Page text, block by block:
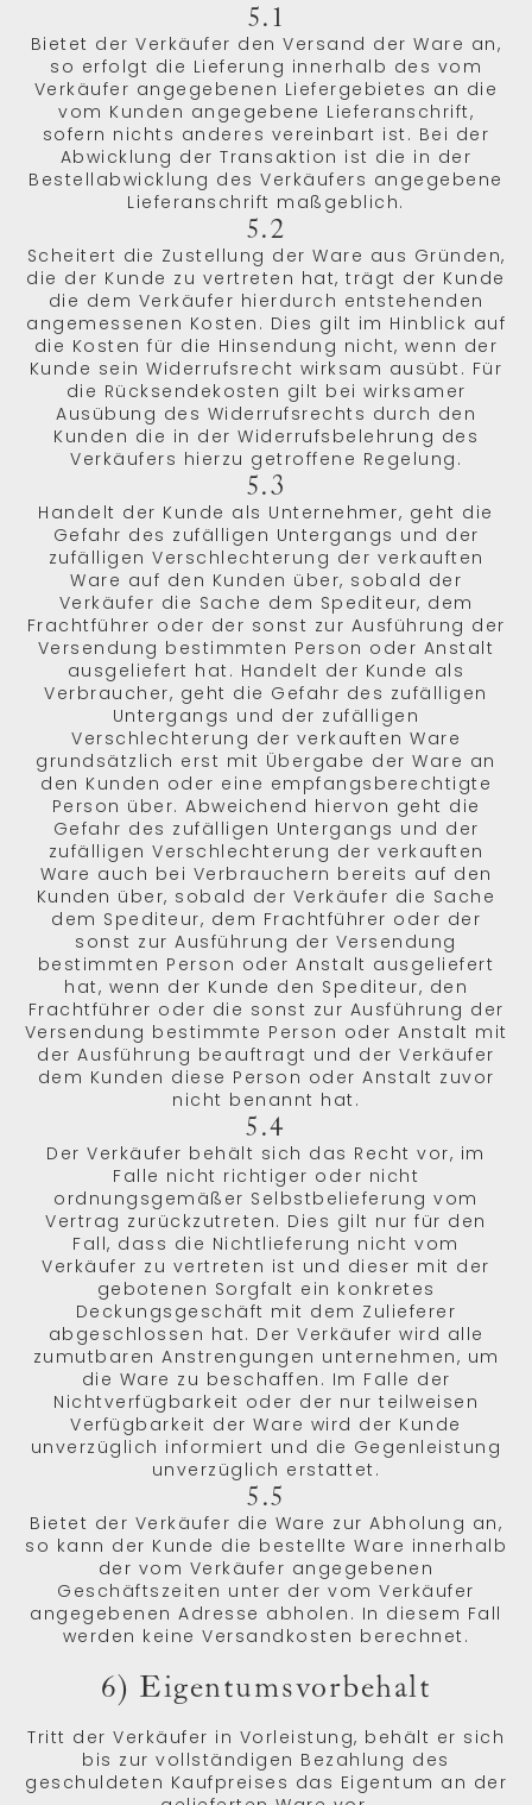
5.1
Bietet der Verkäufer den Versand der Ware an,
so erfolgt die Lieferung innerhalb des vom
Verkäufer angegebenen Liefergebietes an die
vom Kunden angegebene Lieferanschrift,
sofern nichts anderes vereinbart ist. Bei der
Abwicklung der Transaktion ist die in der
Bestellabwicklung des Verkäufers angegebene
Lieferanschrift maßgeblich.
5.2
Scheitert die Zustellung der Ware aus Gründen,
die der Kunde zu vertreten hat, trägt der Kunde
die dem Verkäufer hierdurch entstehenden
angemessenen Kosten. Dies gilt im Hinblick auf
die Kosten für die Hinsendung nicht, wenn der
Kunde sein Widerrufsrecht wirksam ausübt. Für
die Rücksendekosten gilt bei wirksamer
Ausübung des Widerrufsrechts durch den
Kunden die in der Widerrufsbelehrung des
Verkäufers hierzu getroffene Regelung.
5.3
Handelt der Kunde als Unternehmer, geht die
Gefahr des zufälligen Untergangs und der
zufälligen Verschlechterung der verkauften
Ware auf den Kunden über, sobald der
Verkäufer die Sache dem Spediteur, dem
Frachtführer oder der sonst zur Ausführung der
Versendung bestimmten Person oder Anstalt
ausgeliefert hat. Handelt der Kunde als
Verbraucher, geht die Gefahr des zufälligen
Untergangs und der zufälligen
Verschlechterung der verkauften Ware
grundsätzlich erst mit Übergabe der Ware an
den Kunden oder eine empfangsberechtigte
Person über. Abweichend hiervon geht die
Gefahr des zufälligen Untergangs und der
zufälligen Verschlechterung der verkauften
Ware auch bei Verbrauchern bereits auf den
Kunden über, sobald der Verkäufer die Sache
dem Spediteur, dem Frachtführer oder der
sonst zur Ausführung der Versendung
bestimmten Person oder Anstalt ausgeliefert
hat, wenn der Kunde den Spediteur, den
Frachtführer oder die sonst zur Ausführung der
Versendung bestimmte Person oder Anstalt mit
der Ausführung beauftragt und der Verkäufer
dem Kunden diese Person oder Anstalt zuvor
nicht benannt hat.
5.4
Der Verkäufer behält sich das Recht vor, im
Falle nicht richtiger oder nicht
ordnungsgemäßer Selbstbelieferung vom
Vertrag zurückzutreten. Dies gilt nur für den
Fall, dass die Nichtlieferung nicht vom
Verkäufer zu vertreten ist und dieser mit der
gebotenen Sorgfalt ein konkretes
Deckungsgeschäft mit dem Zulieferer
abgeschlossen hat. Der Verkäufer wird alle
zumutbaren Anstrengungen unternehmen, um
die Ware zu beschaffen. Im Falle der
Nichtverfügbarkeit oder der nur teilweisen
Verfügbarkeit der Ware wird der Kunde
unverzüglich informiert und die Gegenleistung
unverzüglich erstattet.
5.5
Bietet der Verkäufer die Ware zur Abholung an,
so kann der Kunde die bestellte Ware innerhalb
der vom Verkäufer angegebenen
Geschäftszeiten unter der vom Verkäufer
angegebenen Adresse abholen. In diesem Fall
werden keine Versandkosten berechnet.
6) Eigentumsvorbehalt
Tritt der Verkäufer in Vorleistung, behält er sich
bis zur vollständigen Bezahlung des
geschuldeten Kaufpreises das Eigentum an der